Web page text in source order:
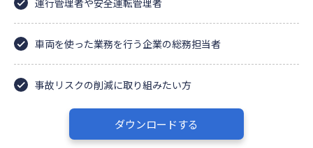
運行管理者や安全運転管理者
車両を使った業務を行う企業の総務担当者
事故リスクの削減に取り組みたい方
ダウンロードする